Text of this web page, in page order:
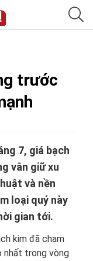
trước
7, giá bạch
vẫn giữ xu
và nền
loại quý này
gian tới.
kim đã chạm
nhất trong vòng